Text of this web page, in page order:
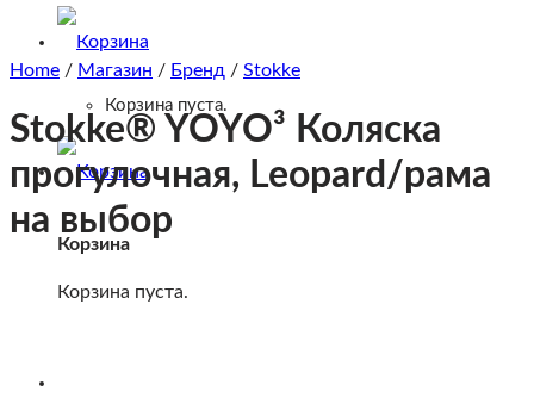
Корзина пуста.
Корзина
Корзина пуста.
Home / Магазин / Бренд / Stokke
Stokke® YOYO³ Коляска
прогулочная, Leopard/рама
на выбор